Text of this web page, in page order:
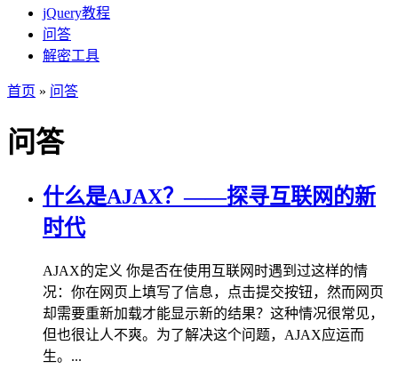
jQuery教程
问答
解密工具
首页 » 问答
问答
什么是AJAX？——探寻互联网的新
时代
AJAX的定义 你是否在使用互联网时遇到过这样的情
况：你在网页上填写了信息，点击提交按钮，然而网页
却需要重新加载才能显示新的结果？这种情况很常见，
但也很让人不爽。为了解决这个问题，AJAX应运而
生。...